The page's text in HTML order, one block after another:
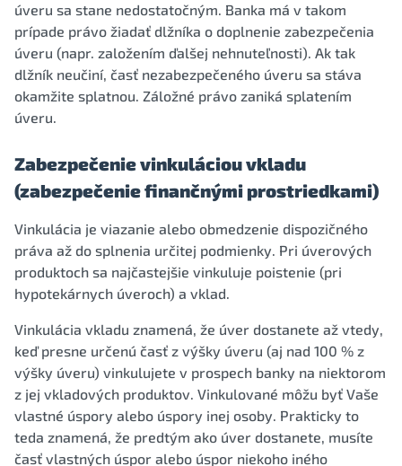
úveru sa stane nedostatočným. Banka má v takom
prípade právo žiadať dlžníka o doplnenie zabezpečenia
úveru (napr. založením ďalšej nehnuteľnosti). Ak tak
dlžník neučiní, časť nezabezpečeného úveru sa stáva
okamžite splatnou. Záložné právo zaniká splatením
úveru.
Zabezpečenie vinkuláciou vkladu
(zabezpečenie finančnými prostriedkami)
Vinkulácia je viazanie alebo obmedzenie dispozičného
práva až do splnenia určitej podmienky. Pri úverových
produktoch sa najčastejšie vinkuluje poistenie (pri
hypotekárnych úveroch) a vklad.
Vinkulácia vkladu znamená, že úver dostanete až vtedy,
keď presne určenú časť z výšky úveru (aj nad 100 % z
výšky úveru) vinkulujete v prospech banky na niektorom
z jej vkladových produktov. Vinkulované môžu byť Vaše
vlastné úspory alebo úspory inej osoby. Prakticky to
teda znamená, že predtým ako úver dostanete, musíte
časť vlastných úspor alebo úspor niekoho iného